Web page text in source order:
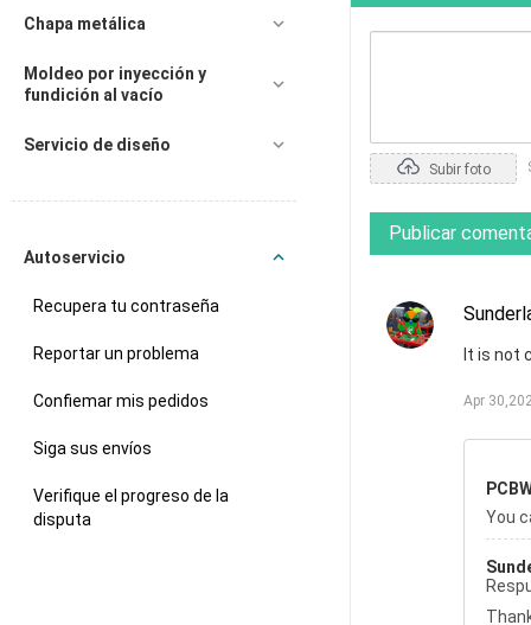
Subir foto
Publicar
It is not
Apr
You
Chapa metálica
Moldeo por inyección y
fundición al vacío
Servicio de diseño
Autoservicio
Recupera tu contraseña
Reportar un problema
Confiemar mis pedidos
Siga sus envíos
Verifique el progreso de la
disputa